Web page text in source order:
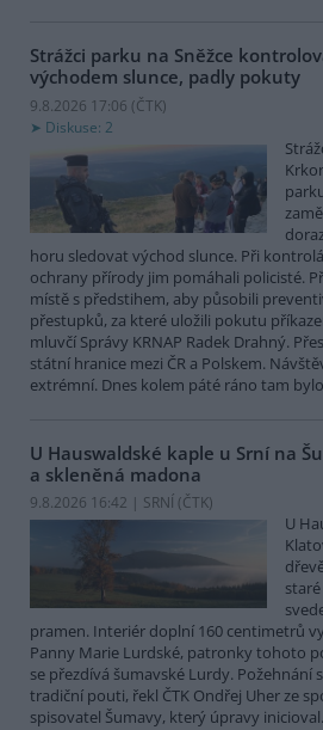
Strážci parku na Sněžce
východem slunce, padly pokuty
9.8.2026 17:06 (ČTK)
Diskuse: 2
horu sledovat východ slunce. Při
ochrany přírody jim pomáhali policisté.
místě s předstihem, aby působili
přestupků, za které uložili pokutu
mluvčí Správy KRNAP Radek Drahný.
státní hranice mezi ČR a Polskem.
extrémní. Dnes kolem páté ráno tam
U Hauswaldské kaple u Srní na
a skleněná madona
9.8.2026 16:42 | SRNÍ (ČTK)
U
pramen. Interiér doplní 160 centimetrů
Panny Marie Lurdské, patronky tohoto
se přezdívá šumavské Lurdy. Požehnání
tradiční pouti, řekl ČTK Ondřej Uher ze
spisovatel Šumavy, který úpravy inicioval.